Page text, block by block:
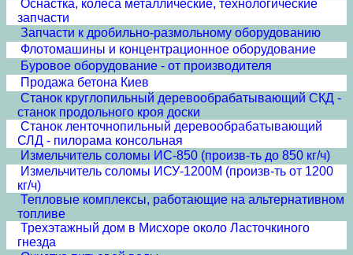
Оснастка, колеса металлические, технологические
запчасти
Запчасти к дробильно-размольному оборудованию
Флотомашины и концентрационное оборудование
Буровое оборудование - от производителя
Продажа бетона Киев
Станок круглопильный деревообрабатывающий СКД -
станок продольного кроя доски
Станок ленточнопильный деревообрабатывающий
СЛД - пилорама консольная
Измельчитель соломы ИС-850 (произв-ть до 850 кг/ч)
Измельчитель соломы ИСУ-1200М (произв-ть от 1200
кг/ч)
Тепловые комплексы, работающие на альтернативном
топливе
Трехэтажный дом в Мисхоре около Ласточкиного
гнезда